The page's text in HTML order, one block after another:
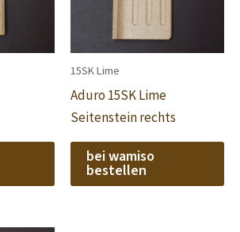
15SK Lime
Aduro 15SK Lime
Seitenstein rechts
bei wamiso
bestellen